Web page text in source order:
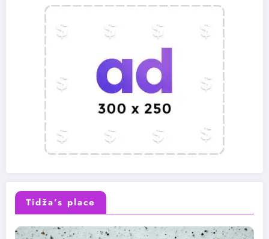
Tidža’s place